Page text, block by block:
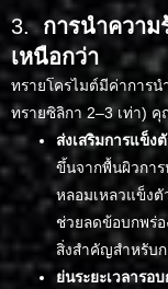
3.การนำความ
เหนือกว่า
ทรายโครไมต์มีค่าการน
ทรายซิลิกา 2–3 เท่า)
ส่งเสริมการแข็ง
ขึ้นจากพื้นผิวกา
หลอมเหลวแข็งตั
ช่วยลดข้อบกพร่
สิ่งสำคัญสำหรับ
ย่นระยะเวลารอ